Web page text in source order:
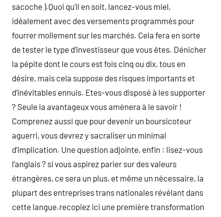
sacoche ).Quoi qu’il en soit, lancez-vous miel,
idéalement avec des versements programmés pour
fourrer mollement sur les marchés. Cela fera en sorte
de tester le type d’investisseur que vous êtes. Dénicher
la pépite dont le cours est fois cinq ou dix, tous en
désire, mais cela suppose des risques importants et
d’inévitables ennuis. Etes-vous disposé à les supporter
? Seule la avantageux vous amènera à le savoir !
Comprenez aussi que pour devenir un boursicoteur
aguerri, vous devrez y sacraliser un minimal
d’implication. Une question adjointe, enfin : lisez-vous
l’anglais ? si vous aspirez parier sur des valeurs
étrangères, ce sera un plus, et même un nécessaire, la
plupart des entreprises trans nationales révélant dans
cette langue.recopiez ici une première transformation